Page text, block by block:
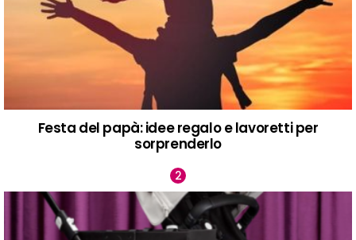
Festa del papà: idee regalo e lavoretti per
sorprenderlo